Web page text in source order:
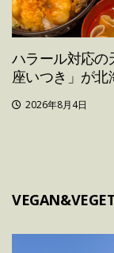
ハラール対応の
座いつき」が
2026年8月4日